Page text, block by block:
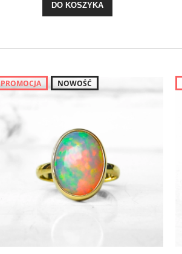
DO KOSZYKA
PROMOCJA NOWOŚĆ